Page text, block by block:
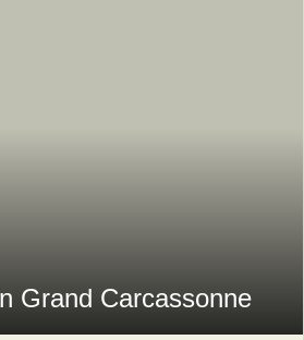
Grand Carcassonne